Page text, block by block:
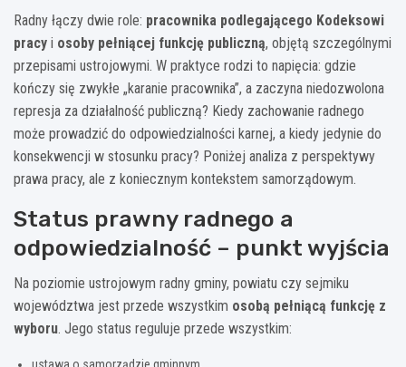
Radny łączy dwie role: pracownika podlegającego Kodeksowi
pracy i osoby pełniącej funkcję publiczną, objętą szczególnymi
przepisami ustrojowymi. W praktyce rodzi to napięcia: gdzie
kończy się zwykłe „karanie pracownika”, a zaczyna niedozwolona
represja za działalność publiczną? Kiedy zachowanie radnego
może prowadzić do odpowiedzialności karnej, a kiedy jedynie do
konsekwencji w stosunku pracy? Poniżej analiza z perspektywy
prawa pracy, ale z koniecznym kontekstem samorządowym.
Status prawny radnego a
odpowiedzialność – punkt wyjścia
Na poziomie ustrojowym radny gminy, powiatu czy sejmiku
województwa jest przede wszystkim osobą pełniącą funkcję z
wyboru. Jego status reguluje przede wszystkim:
ustawa o samorządzie gminnym,